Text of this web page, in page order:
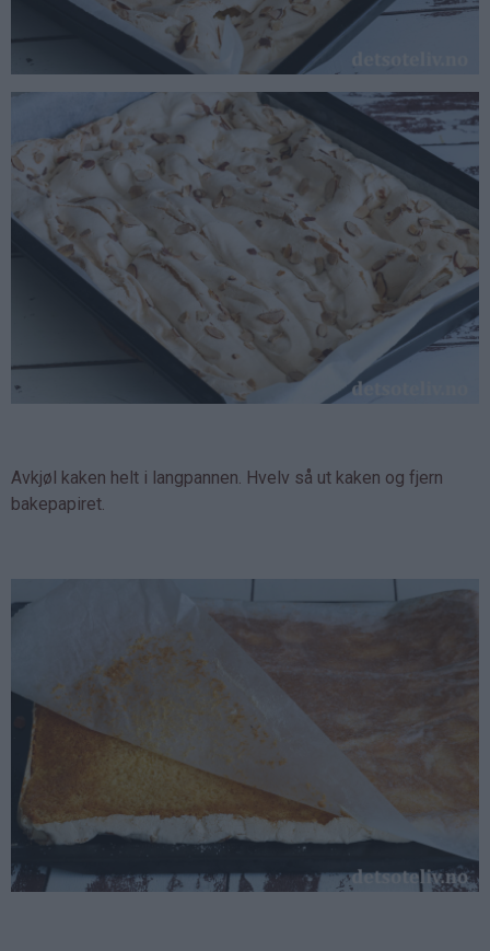
Avkjøl kaken helt i langpannen. Hvelv så ut kaken og fjern
bakepapiret.